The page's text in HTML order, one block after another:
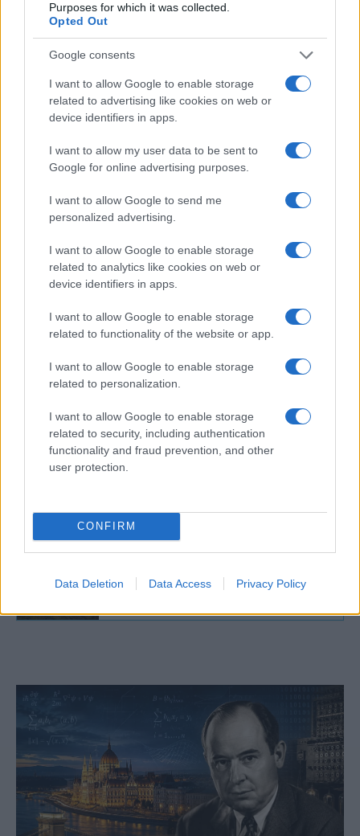
Purposes for which it was collected.
Opted Out
Google consents
I want to allow Google to enable storage
related to advertising like cookies on web or
device identifiers in apps.
I want to allow my user data to be sent to
Google for online advertising purposes.
I want to allow Google to send me
personalized advertising.
I want to allow Google to enable storage
related to analytics like cookies on web or
device identifiers in apps.
I want to allow Google to enable storage
related to functionality of the website or app.
I want to allow Google to enable storage
related to personalization.
I want to allow Google to enable storage
related to security, including authentication
functionality and fraud prevention, and other
user protection.
CONFIRM
Data Deletion Data Access Privacy Policy
válaszként” indították.
Mint ismert, 2001 után Pakisztán a tálibok
egyik fő támogatója volt az amerikaiak elleni
háborúban, a tálibok 2021-es
hatalomátvétele óta azonban Pakisztánban
megugrott az iszlamista erőszak. Iszlámábád
azzal vádolja Kabult, hogy menedéket nyújt a
Pakisztáni Táliboknak (TTP), akik afgán
területről szerveznek támadásokat pakisztáni
célpontok ellen.
Bár a két országot mély gazdasági és
októberi véresösszecsapásokutáni törékeny
tűzszünet most végleg összeomlani látszik,
és a térségben egy újabb, teljes körű
regionális háború veszélye fenyeget.
Jön a „muszlim NATO” – Törökország
szövetséget kötne Szaúd-Arábiával és
atomlétesítményének lebombázására